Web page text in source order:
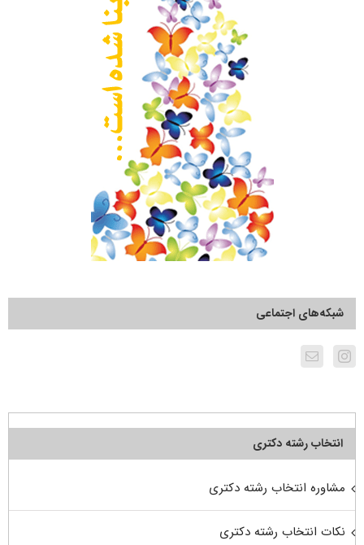
شبکه‌های اجتماعی
انتخاب رشته دکتری
مشاوره انتخاب رشته دکتری
نکات انتخاب رشته دکتری